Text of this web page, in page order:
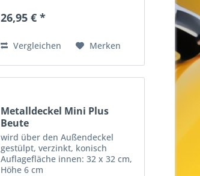
26,95 € *
Vergleichen Merken
Metalldeckel Mini Plus
Beute
wird über den Außendeckel
gestülpt, verzinkt, konisch
Auflagefläche innen: 32 x 32 cm,
Höhe 6 cm